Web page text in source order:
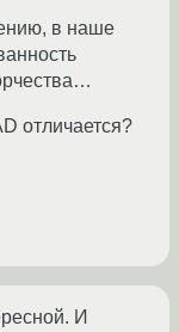
в наше
отличается?
И